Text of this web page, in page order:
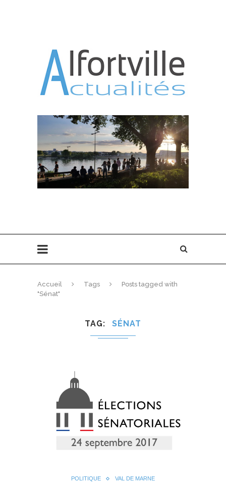
Accueil Tags
Posts tagged with
"Sénat"
TAG SÉNAT
POLITIQUE VAL DE MARNE